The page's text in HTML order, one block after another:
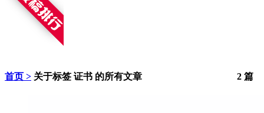
首页 > 关于标签 证书 的所有文章 2 篇